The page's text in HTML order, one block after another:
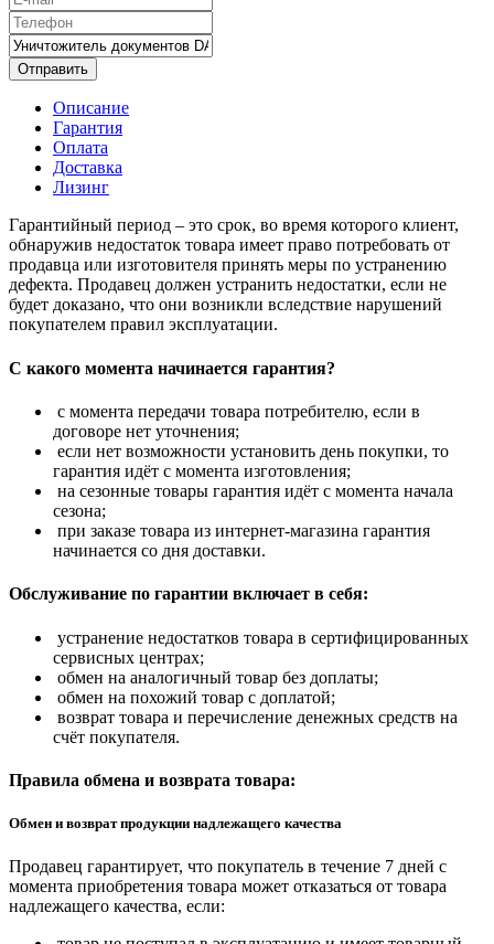
Отправить
Описание
Гарантия
Оплата
Доставка
Лизинг
Гарантийный период – это срок, во время которого клиент,
обнаружив недостаток товара имеет право потребовать от
продавца или изготовителя принять меры по устранению
дефекта. Продавец должен устранить недостатки, если не
будет доказано, что они возникли вследствие нарушений
покупателем правил эксплуатации.
С какого момента начинается гарантия?
с момента передачи товара потребителю, если в
договоре нет уточнения;
если нет возможности установить день покупки, то
гарантия идёт с момента изготовления;
на сезонные товары гарантия идёт с момента начала
сезона;
при заказе товара из интернет-магазина гарантия
начинается со дня доставки.
Обслуживание по гарантии включает в себя:
устранение недостатков товара в сертифицированных
сервисных центрах;
обмен на аналогичный товар без доплаты;
обмен на похожий товар с доплатой;
возврат товара и перечисление денежных средств на
счёт покупателя.
Правила обмена и возврата товара:
Обмен и возврат продукции надлежащего качества
Продавец гарантирует, что покупатель в течение 7 дней с
момента приобретения товара может отказаться от товара
надлежащего качества, если: